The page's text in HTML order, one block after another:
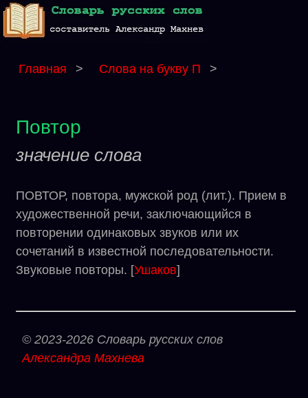
Главная > Слова на букву П >
Повтор
значение слова
ПОВТОР, повтора, мужской род (лит.). Прием в
художественной речи, заключающийся в
повторении одинаковых звуков или их
сочетаний в известной последовательности.
Звуковые повторы. [Ушаков]
© 2023-2026 Словарь русских слов
Александра Махнева